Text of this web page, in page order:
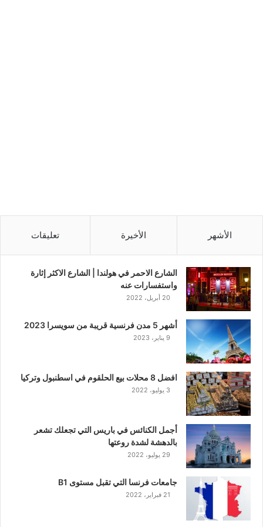
الأشهر الأخيرة تعليقات
الشارع الاحمر في هولندا | الشارع الاكثر إثارة
واستفسارات عنه
20 أبريل، 2022
أشهر 5 مدن فرنسية قريبة من سويسرا 2023
9 يناير، 2023
افضل 8 محلات بيع الحلقوم في اسطنبول وتركيا
3 يوليو، 2022
أجمل الكنائس في باريس التي تجعلك تشعر
بالدهشة لشدة روعتها
29 يوليو، 2022
جامعات فرنسا التي تقبل مستوى B1
21 فبراير، 2022